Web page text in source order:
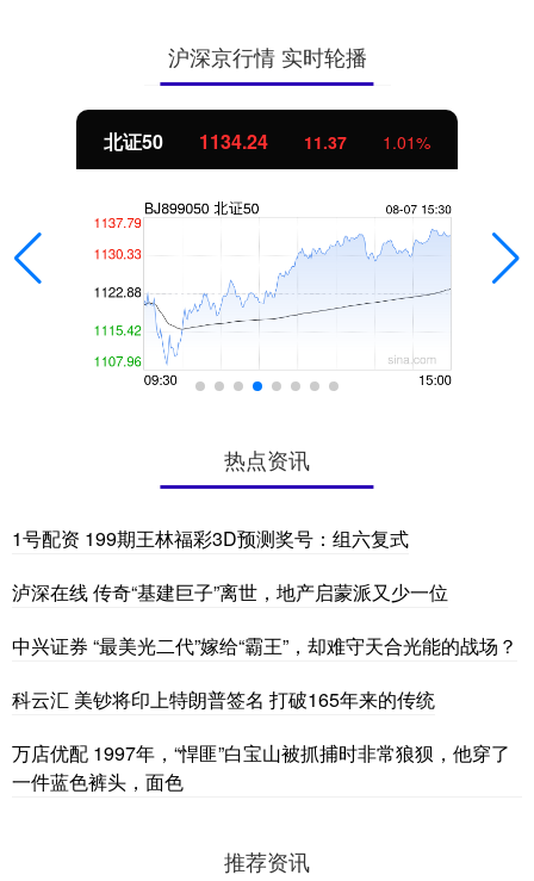
沪深京行情 实时轮播
北证50 1134.24 11.37 1.01%
热点资讯
1号配资 199期王林福彩3D预测奖号：组六复式
泸深在线 传奇“基建巨子”离世，地产启蒙派又少一位
中兴证券 “最美光二代”嫁给“霸王”，却难守天合光能的战场？
科云汇 美钞将印上特朗普签名 打破165年来的传统
万店优配 1997年，“悍匪”白宝山被抓捕时非常狼狈，他穿了
一件蓝色裤头，面色
推荐资讯